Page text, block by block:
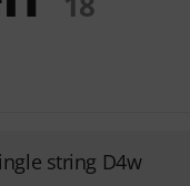
string D4w